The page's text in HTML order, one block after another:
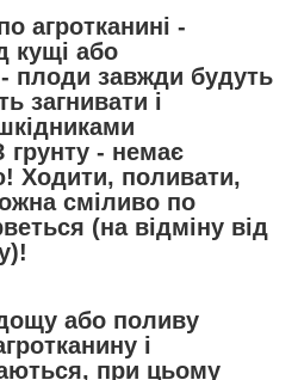
агротканинi -
кущі або
плоди завжди будуть
загнивати і
грунту - немає
Ходити, поливати,
сміливо по
(на відміну від
або поливу
і
при цьому